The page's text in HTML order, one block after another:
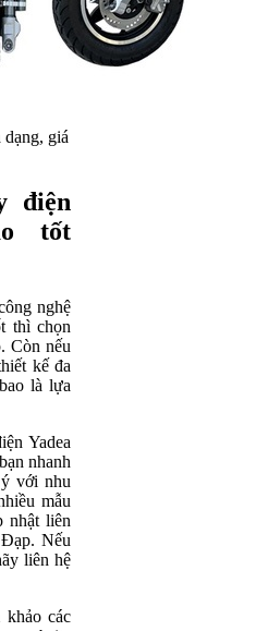
giá
điện
tốt
nghệ
thì chọn
Còn nếu
kế đa
là lựa
Yadea
nhanh
với nhu
mẫu
nhật liên
Nếu
liên hệ
khảo các